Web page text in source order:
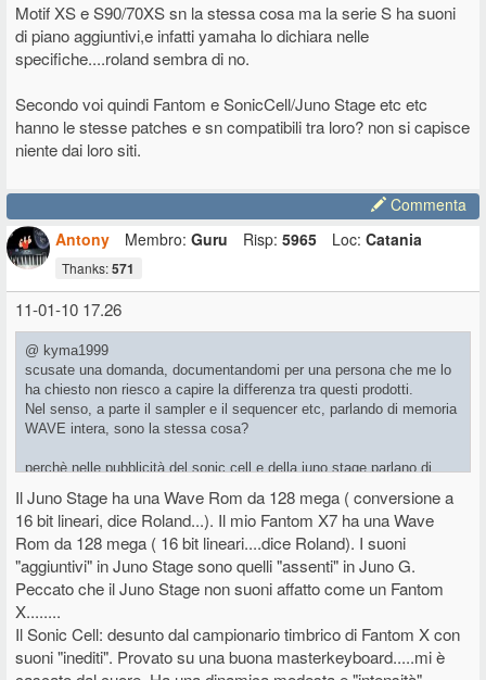
Motif XS e S90/70XS sn la stessa cosa ma la serie S ha suoni
di piano aggiuntivi,e infatti yamaha lo dichiara nelle
specifiche....roland sembra di no.
Secondo voi quindi Fantom e SonicCell/Juno Stage etc etc
hanno le stesse patches e sn compatibili tra loro? non si capisce
niente dai loro siti.
Commenta
Antony
Membro: Guru Risp: 5965 Loc: Catania
Thanks:571
11-01-10 17.26
@ kyma1999
scusate una domanda, documentandomi per una persona che me lo
ha chiesto non riesco a capire la differenza tra questi prodotti.
Nel senso, a parte il sampler e il sequencer etc, parlando di memoria
WAVE intera, sono la stessa cosa?
perchè nelle pubblicità del sonic cell e della juno stage parlano di
qualità, però la memoria continua a essere 128 mega, identica quindi
al fantom xr....allora mi continuo a domandare come sia possibile, se
i tre strumenti hanno le stesse forme d'onda, ma 2 di essi hanno
anche suoni di pianoforte aggiuntivi, come possono alla fine avere
tutti 128 mega di rom?!
piano aggiuntivi,e infatti yamaha lo dichiara nelle specifiche....roland
sembra di no.
Il Juno Stage ha una Wave Rom da 128 mega ( conversione a
16 bit lineari, dice Roland...). Il mio Fantom X7 ha una Wave
Rom da 128 mega ( 16 bit lineari....dice Roland). I suoni
"aggiuntivi" in Juno Stage sono quelli "assenti" in Juno G.
Peccato che il Juno Stage non suoni affatto come un Fantom
X........
Il Sonic Cell: desunto dal campionario timbrico di Fantom X con
suoni "inediti". Provato su una buona masterkeyboard.....mi è